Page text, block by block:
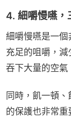
4. 細嚼慢嚥，
細嚼慢嚥是一個
充足的咀嚼，
吞下大量的空氣
同時，飢一頓
的保護也非常